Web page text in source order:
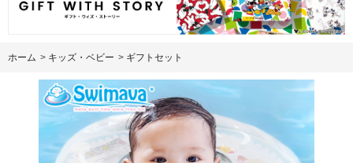
ホーム > キッズ・ベビー > ギフトセット